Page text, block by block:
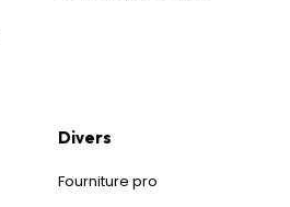
Divers
Fourniture pro